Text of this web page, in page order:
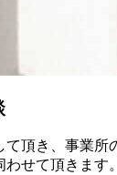
て頂き、事業所
わせて頂きます